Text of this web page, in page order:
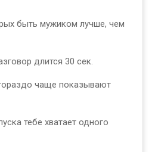
быть мужиком лучше, чем
длится 30 сек.
чаще показывают
тебе хватает одного